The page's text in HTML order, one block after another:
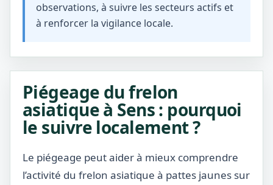
observations, à suivre les secteurs actifs et
à renforcer la vigilance locale.
Piégeage du frelon
asiatique à Sens : pourquoi
le suivre localement ?
Le piégeage peut aider à mieux comprendre
l’activité du frelon asiatique à pattes jaunes sur